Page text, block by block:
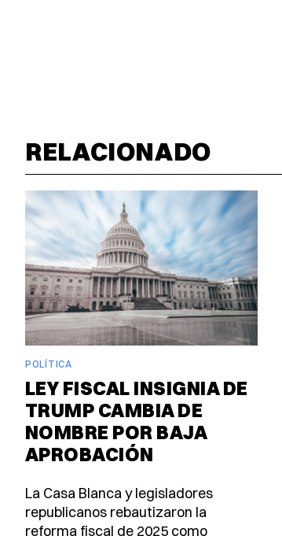
RELACIONADO
POLÍTICA
LEY FISCAL INSIGNIA DE
TRUMP CAMBIA DE
NOMBRE POR BAJA
APROBACIÓN
La Casa Blanca y legisladores
republicanos rebautizaron la
reforma fiscal de 2025 como